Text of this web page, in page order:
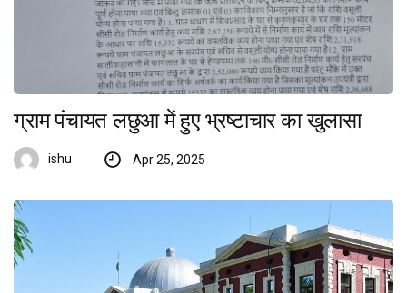
ग्राम पंचायत लछुआ में हुए भ्रष्टाचार का खुलासा
ishu Apr 25, 2025